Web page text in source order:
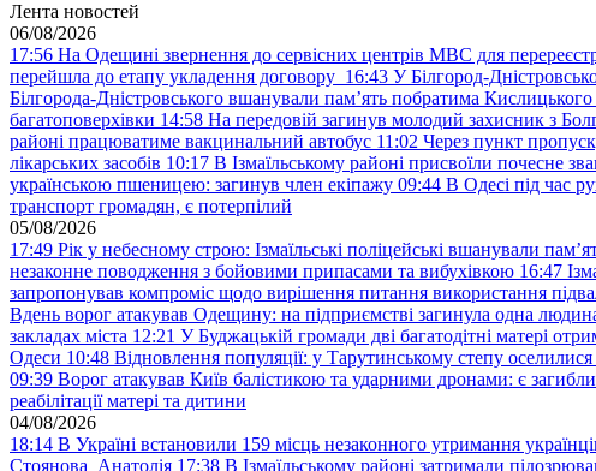
Лента новостей
06/08/2026
17:56 На Одещині звернення до сервісних центрів МВС для
перейшла до етапу укладення договору 16:43 У Білгород-
Білгорода-Дністровського вшанували пам’ять побратима
багатоповерхівки 14:58 На передовій загинув молодий захисник з
районі працюватиме вакцинальний автобус 11:02 Через пункт
лікарських засобів 10:17 В Ізмаїльському районі присвоїли почесне
українською пшеницею: загинув член екіпажу 09:44 В Одесі під час
транспорт громадян, є потерпілий
05/08/2026
17:49 Рік у небесному строю: Ізмаїльські поліцейські вшанували
незаконне поводження з бойовими припасами та вибухівкою 16:47
запропонував компроміс щодо вирішення питання використання
Вдень ворог атакував Одещину: на підприємстві загинула одна
закладах міста 12:21 У Буджацькій громади дві багатодітні матері
Одеси 10:48 Відновлення популяції: у Тарутинському степу
09:39 Ворог атакував Київ балістикою та ударними дронами: є
реабілітації матері та дитини
04/08/2026
18:14 В Україні встановили 159 місць незаконного утримання
Стоянова Анатолія 17:38 В Ізмаїльському районі затримали